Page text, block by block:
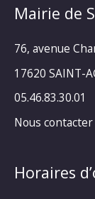
Mairie de
76, avenue
17620 SAINT-
05.46.83.30.01
Nous contacter
Horaires